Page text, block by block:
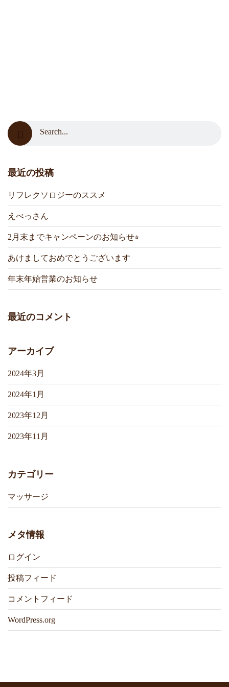
最近の投稿
リフレクソロジーのススメ
えべっさん
2月末までキャンペーンのお知らせ⭐︎
あけましておめでとうございます
年末年始営業のお知らせ
最近のコメント
アーカイブ
2024年3月
2024年1月
2023年12月
2023年11月
カテゴリー
マッサージ
メタ情報
ログイン
投稿フィード
コメントフィード
WordPress.org